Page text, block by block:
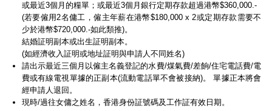
或最近3個月的糧單；或最近3個月銀行定期存款超過港幣$360,000.-
(若要僱用2名傭工，僱主年薪在港幣$180,000 x 2或定期存款需要不
少於港幣$720,000.-如此類推)。
結婚証明副本或出生証明副本。
(如經濟收入証明或地址証明與申請人不同姓名)
請出示最近三個月以僱主名義登記的水費/煤氣費/差餉/住宅電話費/電
費或有線電視單據的正副本(流動電話單不會被接納)。 單據正本將會
經申請人退回。
現時/過往女傭之姓名，香港身份証號碼及工作証有效日期。